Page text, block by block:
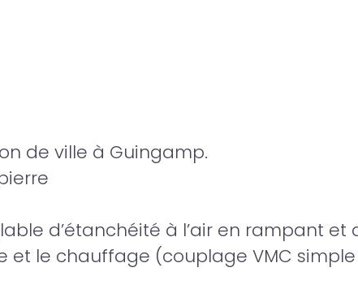
de ville à Guingamp.
d’étanchéité à l’air en rampant et
et le chauffage (couplage VMC